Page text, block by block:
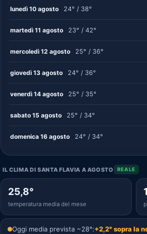
lunedì 10 agosto 24° / 38°
martedì 11 agosto 23° / 42°
mercoledì 12 agosto 25° / 36°
giovedì 13 agosto 24° / 36°
venerdì 14 agosto 25° / 35°
sabato 15 agosto 25° / 34°
domenica 16 agosto 24° / 34°
IL CLIMA DI SANTA FLAVIA A AGOSTO REALE
25,8°
temperatura media del mese
Oggi media prevista ~28°:+2,2° sopra la